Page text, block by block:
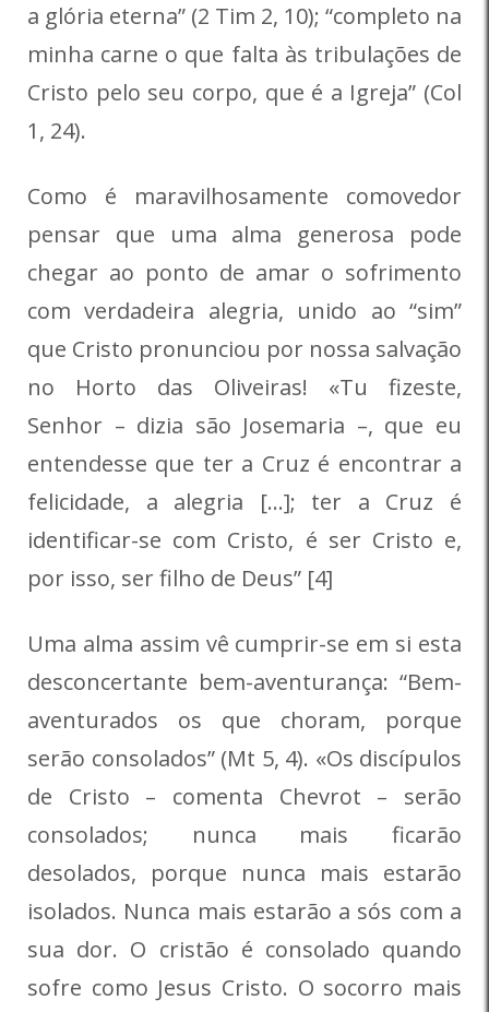
a glória eterna” (2 Tim 2, 10); “completo na
minha carne o que falta às tribulações de
Cristo pelo seu corpo, que é a Igreja” (Col
1, 24).
Como é maravilhosamente comovedor
pensar que uma alma generosa pode
chegar ao ponto de amar o sofrimento
com verdadeira alegria, unido ao “sim”
que Cristo pronunciou por nossa salvação
no Horto das Oliveiras! «Tu fizeste,
Senhor – dizia são Josemaria –, que eu
entendesse que ter a Cruz é encontrar a
felicidade, a alegria […]; ter a Cruz é
identificar-se com Cristo, é ser Cristo e,
por isso, ser filho de Deus” [4]
Uma alma assim vê cumprir-se em si esta
desconcertante bem-aventurança: “Bem-
aventurados os que choram, porque
serão consolados” (Mt 5, 4). «Os discípulos
de Cristo – comenta Chevrot – serão
consolados; nunca mais ficarão
desolados, porque nunca mais estarão
isolados. Nunca mais estarão a sós com a
sua dor. O cristão é consolado quando
sofre como Jesus Cristo. O socorro mais